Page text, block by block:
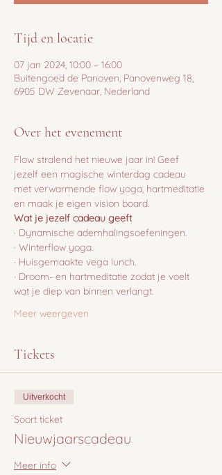
Tijd en locatie
07 jan 2024, 10:00 – 16:00
Buitengoed de Panoven, Panovenweg 18,
6905 DW Zevenaar, Nederland
Over het evenement
Flow stralend het nieuwe jaar in! Geef
jezelf een magische winterdag cadeau
met verwarmende flow yoga, hartmeditatie
en maak je eigen vision board.
Wat je jezelf cadeau geeft
· Dynamische ademhalingsoefeningen.
· Winterflow yoga.
· Huisgemaakte vega lunch.
· Droom- en hartmeditatie zodat je voelt
wat je diep van binnen verlangt.
Meer weergeven
Tickets
Uitverkocht
Soort ticket
Nieuwjaarscadeau
Meer info